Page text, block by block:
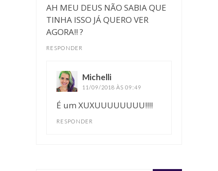
AH MEU DEUS NÃO SABIA QUE
TINHA ISSO JÁ QUERO VER
AGORA!! ?
RESPONDER
Michelli
11/09/2018 ÀS 09:49
É um XUXUUUUUUUU!!!!
RESPONDER